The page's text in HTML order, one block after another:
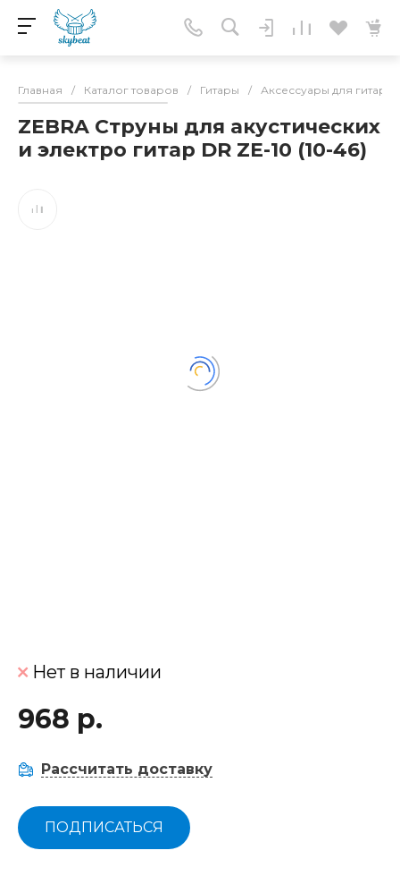
Главная / Каталог товаров / Гитары / Аксессуары для гитар
ZEBRA Струны для акустических
и электро гитар DR ZE-10 (10-46)
Нет в наличии
968 р.
Рассчитать доставку
ПОДПИСАТЬСЯ